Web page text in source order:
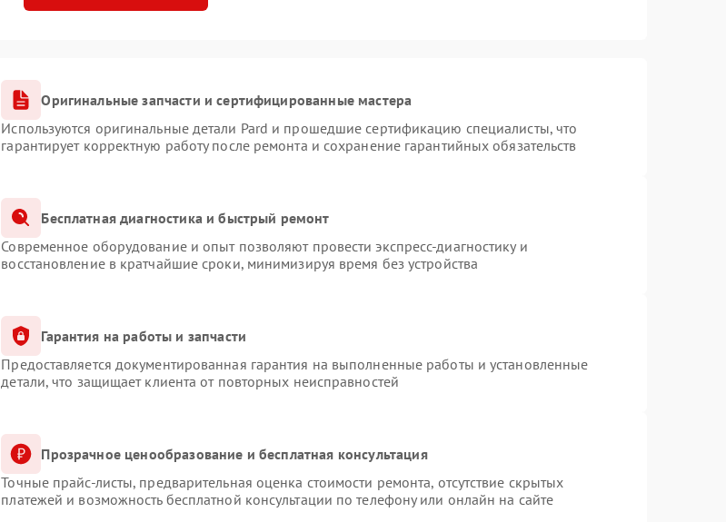
Оригинальные запчасти и сертифицированные мастера
Используются оригинальные детали Pard и прошедшие сертификацию специалисты, что
гарантирует корректную работу после ремонта и сохранение гарантийных обязательств
Бесплатная диагностика и быстрый ремонт
Современное оборудование и опыт позволяют провести экспресс-диагностику и
восстановление в кратчайшие сроки, минимизируя время без устройства
Гарантия на работы и запчасти
Предоставляется документированная гарантия на выполненные работы и установленные
детали, что защищает клиента от повторных неисправностей
Прозрачное ценообразование и бесплатная консультация
Точные прайс-листы, предварительная оценка стоимости ремонта, отсутствие скрытых
платежей и возможность бесплатной консультации по телефону или онлайн на сайте